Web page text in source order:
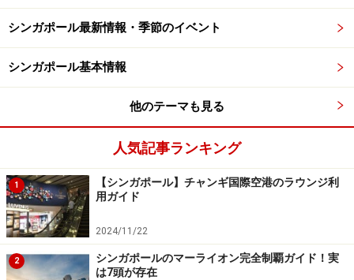
シンガポール最新情報・季節のイベント
シンガポール基本情報
他のテーマも見る
人気記事ランキング
1
【シンガポール】チャンギ国際空港のラウンジ利
用ガイド
2024/11/22
2
シンガポールのマーライオン完全制覇ガイド！実
は7頭が存在